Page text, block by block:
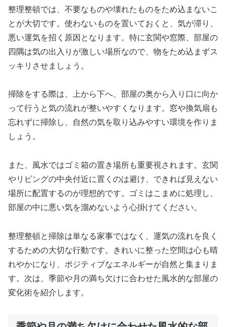
整理整頓では、不要なものや壊れたものをため込まないこ
とが大切です。使わないものを置いておくと、気が滞り、
悪い運気を招く原因となります。特に玄関や窓際、部屋の
四隅は気の出入りが激しい場所なので、物をため込まずス
ッキリさせましょう。
掃除をする際は、上から下へ、部屋の奥から入り口に向か
って行うと気の流れが整いやすくなります。窓や換気扇も
忘れずに掃除し、自然の気を取り込みやすい環境を作りま
しょう。
また、風水ではゴミ箱の置き場所も重要視されます。玄関
やリビングの中央付近に置くのは避け、できれば見えない
場所に配置するのが理想的です。ゴミはこまめに処理し、
部屋の中に悪い気を溜めないよう心掛けてください。
整理整頓と掃除は単なる家事ではなく、運気の流れを良く
するための大切な行動です。きれいに整った空間は心も晴
れやかになり、ポジティブなエネルギーが自然と集まりま
す。次は、季節や月の満ち欠けに合わせた風水的な部屋の
変化術を紹介します。